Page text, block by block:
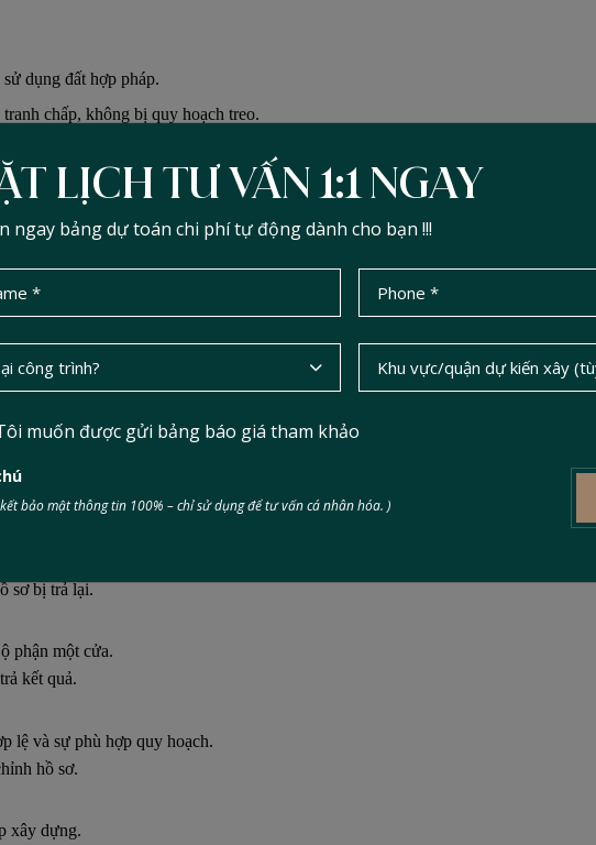
dụng đất hợp pháp.
chấp, không bị quy hoạch treo.
tỷ lệ 1/100 – 1/200.
nước.
lực thiết kế thực hiện.
thủ tục).
quan nếu công trình xây dựng liền kề hoặc chung tường.
xây dựng tại TP.HCM
gồm 5 bước chính:
đề nghị.
sơ bị trả lại.
phận một cửa.
kết quả.
lệ và sự phù hợp quy hoạch.
hồ sơ.
xây dựng.
LỊCH TƯ VẤN 1:1 NGAY
ngay bảng dự toán chi phí tự động dành cho bạn !!!
muốn được gửi bảng báo giá tham khảo
bảo mật thông tin 100% – chỉ sử dụng để tư vấn cá nhân hóa. )